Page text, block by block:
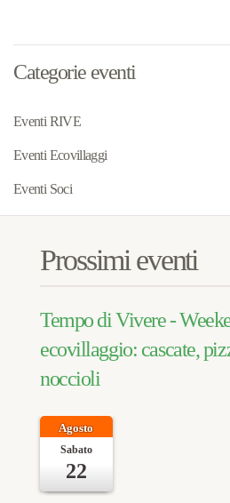
Categorie eventi
Eventi RIVE
Eventi Ecovillaggi
Eventi Soci
Prossimi eventi
Tempo di Vivere -
ecovillaggio: cascate,
noccioli
Agosto
Sabato
22